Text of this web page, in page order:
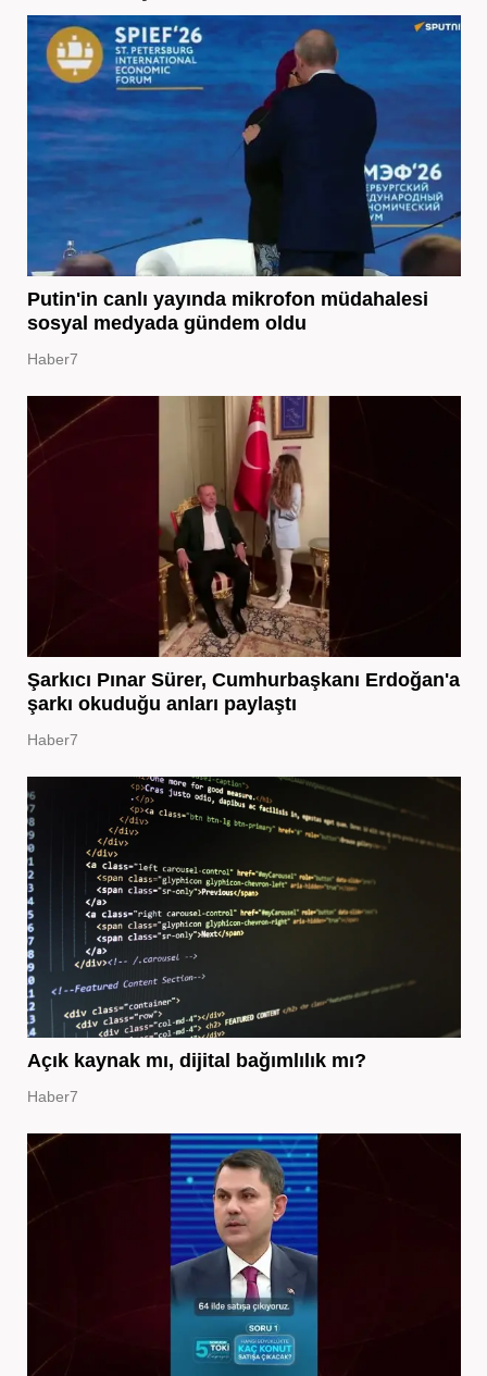
Putin'in canlı yayında mikrofon müdahalesi
sosyal medyada gündem oldu
Haber7
Şarkıcı Pınar Sürer, Cumhurbaşkanı Erdoğan'a
şarkı okuduğu anları paylaştı
Haber7
Açık kaynak mı, dijital bağımlılık mı?
Haber7